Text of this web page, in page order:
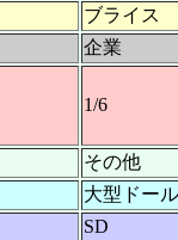
ブライス
企業
1/6
その他
大型ドール
SD